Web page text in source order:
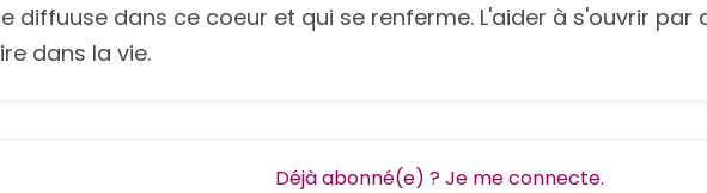
diffuuse dans ce coeur et qui se renferme. L'aider à s'ouvrir par
dans la vie.
Déjà abonné(e) ? Je me connecte.